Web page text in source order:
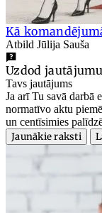
Kā
Atbild Jūlija Sauša
Uzdod
Tavs jautājums
Ja arī Tu savā darbā
normatīvo aktu
un centīsimies
Jaunākie raksti